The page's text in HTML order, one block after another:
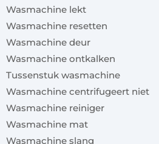
Wasmachine lekt
Wasmachine resetten
Wasmachine deur
Wasmachine ontkalken
Tussenstuk wasmachine
Wasmachine centrifugeert niet
Wasmachine reiniger
Wasmachine mat
Wasmachine slang